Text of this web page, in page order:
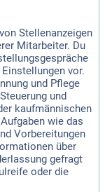
Stellenanzeigen
Mitarbeiter. Du
vor.
und Pflege
und
kaufmännischen
wie das
Vorbereitungen
über
gefragt
oder die